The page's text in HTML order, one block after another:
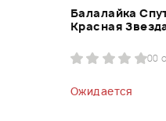
Балалайка
Красная
00
Ожидается